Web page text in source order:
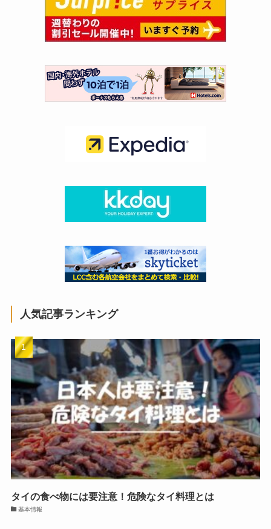
人気記事ランキング
タイの食べ物には要注意！危険なタイ料理とは
基本情報